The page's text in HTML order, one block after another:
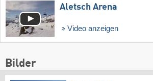
Aletsch Arena
Video anzeigen
Bilder